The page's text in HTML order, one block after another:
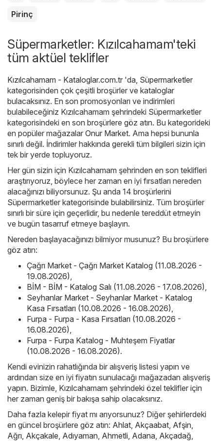
Pirinç
Süpermarketler: Kızılcahamam'teki
tüm aktüel teklifler
Kızılcahamam - Kataloglar.com.tr 'da, Süpermarketler
kategorisinden çok çeşitli broşürler ve kataloglar
bulacaksınız. En son promosyonları ve indirimleri
bulabileceğiniz Kızılcahamam şehrindeki Süpermarketler
kategorisindeki en son broşürlere göz atın. Bu kategorideki
en popüler mağazalar Onur Market. Ama hepsi bununla
sınırlı değil. İndirimler hakkında gerekli tüm bilgileri sizin için
tek bir yerde topluyoruz.
Her gün sizin için Kızılcahamam şehrinden en son teklifleri
araştırıyoruz, böylece her zaman en iyi fırsatları nereden
alacağınızı biliyorsunuz. Şu anda 14 broşürlerini
Süpermarketler kategorisinde bulabilirsiniz. Tüm broşürler
sınırlı bir süre için geçerlidir, bu nedenle tereddüt etmeyin
ve bugün tasarruf etmeye başlayın.
Nereden başlayacağınızı bilmiyor musunuz? Bu broşürlere
göz atın:
Çağrı Market - Çağrı Market Katalog (11.08.2026 -
19.08.2026)
BİM - BİM - Katalog Salı (11.08.2026 - 17.08.2026)
Seyhanlar Market - Seyhanlar Market - Katalog
Kasa Fırsatları (10.08.2026 - 16.08.2026)
Furpa - Furpa - Kasa Fırsatları (10.08.2026 -
16.08.2026)
Furpa - Furpa Katalog - Muhteşem Fiyatlar
(10.08.2026 - 16.08.2026).
Kendi evinizin rahatlığında bir alışveriş listesi yapın ve
ardından size en iyi fiyatın sunulacağı mağazadan alışveriş
yapın. Bizimle, Kızılcahamam şehrindeki özel teklifler için
her zaman geniş bir bakışa sahip olacaksınız.
Daha fazla kelepir fiyat mı arıyorsunuz? Diğer şehirlerdeki
en güncel broşürlere göz atın: Ahlat Akçaabat Afşin
Ağrı Akçakale Adıyaman Ahmetli Adana Akçadağ